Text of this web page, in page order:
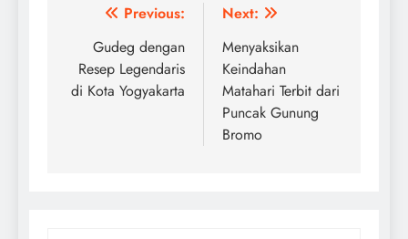
Navigasi
pos
Previous:
Gudeg dengan
Resep Legendaris
di Kota Yogyakarta
Next:
Menyaksikan
Keindahan
Matahari Terbit dari
Puncak Gunung
Bromo